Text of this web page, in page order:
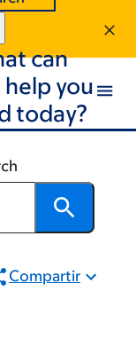
can
help you
today?
Compartir